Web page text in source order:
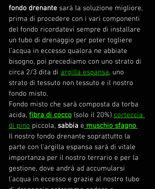
fondo drenante sarà la soluzione migliore,
prima di procedere con i vari componenti
del fondo ricordatevi sempre di installare
un tubo di drenaggio per poter togliere
l’acqua in eccesso qualora ne abbiate
bisogno, poi precediamo con uno strato di
circa 2/3 dita di argilla espansa, uno
strato di tessuto non tessuto e il nostro
fondo misto.
Fondo misto che sarà composta da torba
acida, fibra di cocco (solo il 20%) corteccia
di pino piccola, sabbia e muschio sfagno.
Il nostro fondo drenante soprattutto la
parte con l’argilla espansa sarà di vitale
importanza per il nostro terrario e per la
gestione, dove andrà ad accumularsi
l’acqua in eccesso e grazie al nostro tubo